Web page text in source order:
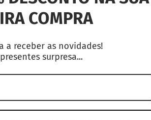
COMPRA
a receber as novidades!
surpresa...